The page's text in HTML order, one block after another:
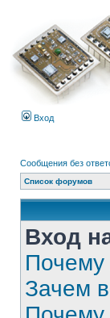
Вход
Сообщения без
Список форумов
Вход
Почему
Зачем